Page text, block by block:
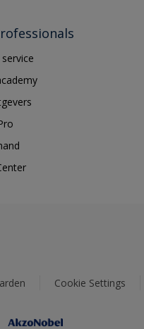
Cookie Settings